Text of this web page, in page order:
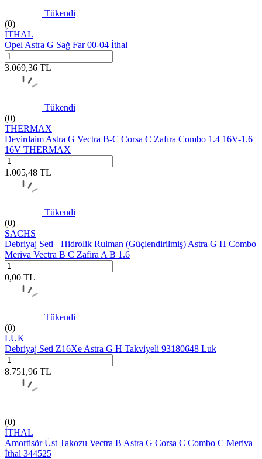
Tükendi
(0)
İTHAL
Opel Astra G Sağ Far 00-04 İthal
3.069,36 TL
Tükendi
(0)
THERMAX
Devirdaim Astra G Vectra B-C Corsa C Zafıra Combo 1.4 16V-1.6
16V THERMAX
1.005,48 TL
Tükendi
(0)
SACHS
Debriyaj Seti +Hidrolik Rulman (Güçlendirilmiş) Astra G H Combo
Meriva Vectra B C Zafira A B 1.6
0,00 TL
Tükendi
(0)
LUK
Debriyaj Seti Z16Xe Astra G H Takviyeli 93180648 Luk
8.751,96 TL
(0)
İTHAL
Amortisör Üst Takozu Vectra B Astra G Corsa C Combo C Meriva
İthal 344525